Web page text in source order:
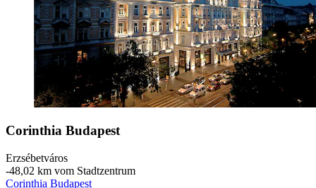
Corinthia Budapest
Erzsébetváros
‐48,02 km vom Stadtzentrum
Corinthia Budapest